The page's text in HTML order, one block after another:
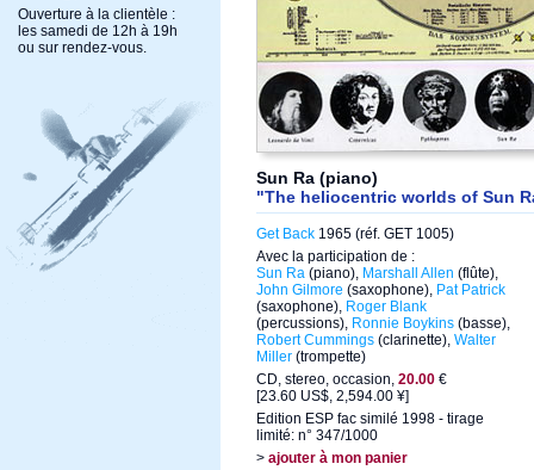
Ouverture à la clientèle :
les samedi de 12h à 19h
ou sur rendez-vous.
Sun Ra (piano)
"The heliocentric worlds of Sun
Get Back 1965 (réf. GET 1005)
Avec la participation de :
Sun Ra (piano), Marshall Allen (flûte),
John Gilmore (saxophone), Pat Patrick
(saxophone), Roger Blank
(percussions), Ronnie Boykins (basse),
Robert Cummings (clarinette), Walter
Miller (trompette)
CD, stereo, occasion, 20.00 €
[23.60 US$, 2,594.00 ¥]
Edition ESP fac similé 1998 - tirage
limité: n° 347/1000
> ajouter à mon panier